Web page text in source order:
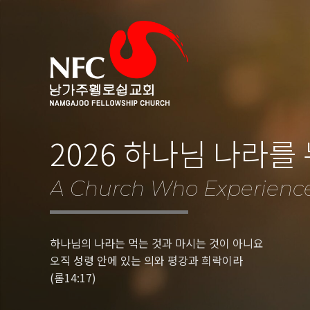
2026 하나님 나라를
A Church Who
하나님의 나라는 먹는 것과 마시는 것이 아니요
오직 성령 안에 있는 의와 평강과 희락이라
(롬14:17)